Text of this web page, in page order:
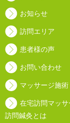
お知らせ
訪問エリア
患者様の声
お問い合わせ
マッサージ施術
在宅訪問マッ
訪問鍼灸とは